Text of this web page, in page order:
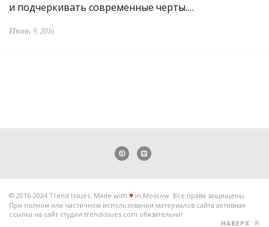
и подчеркивать современные черты.…
Июнь 9, 2016
© 2016-2024 Trend Issues. Made with ♥ in Moscow. Все права защищены.
При полном или частичном использовании материалов сайта активная
ссылка на сайт студии trendissues.com обязательна!
НАВЕРХ